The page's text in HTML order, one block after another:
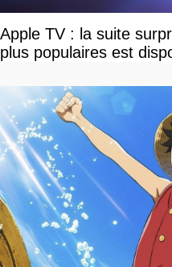
Apple TV : la suite
plus populaires est